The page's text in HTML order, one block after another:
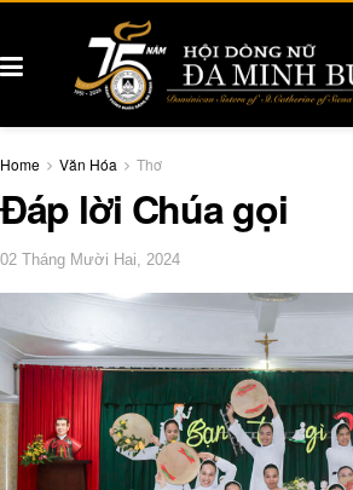
Home Văn Hóa Thơ
Đáp lời Chúa gọi
02 Tháng Mười Hai, 2024